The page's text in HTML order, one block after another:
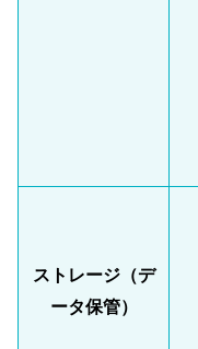
ストレージ（デ
ータ保管）